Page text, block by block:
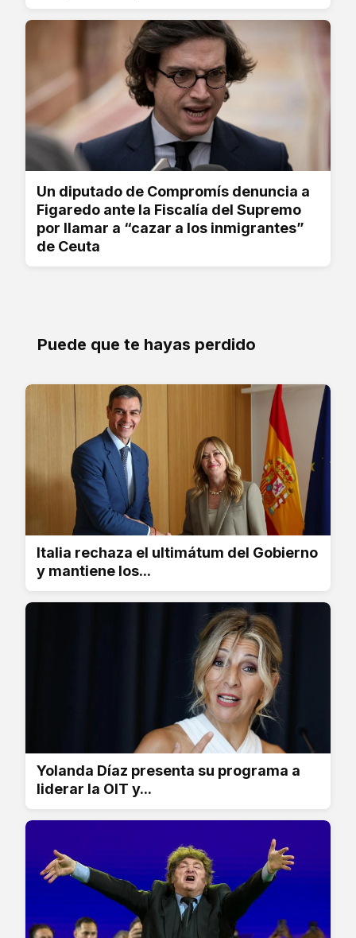
Un diputado de Compromís denuncia a
Figaredo ante la Fiscalía del Supremo
por llamar a “cazar a los inmigrantes”
de Ceuta
Puede que te hayas perdido
Italia rechaza el ultimátum del Gobierno
y mantiene los...
Yolanda Díaz presenta su programa a
liderar la OIT y...